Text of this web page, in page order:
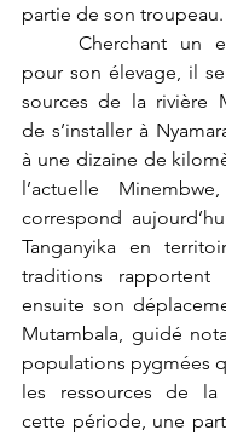
partie de son troupeau.
pour son élevage, il
sources de la rivière
de s’installer à
à une dizaine de
l’actuelle
correspond
Tanganyika en
traditions rapportent
ensuite son
Mutambala, guidé
populations pygmées
les ressources de
cette période, une